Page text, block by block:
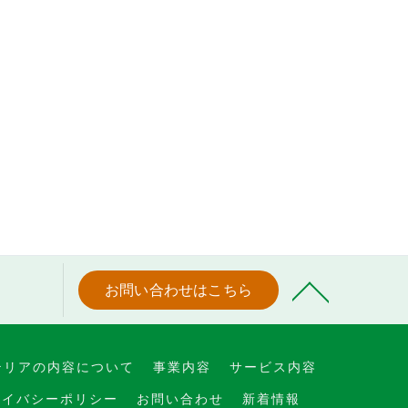
お問い合わせはこちら
アの内容について 事業内容
サービス内容
バシーポリシー
お問い合わせ 新着情報